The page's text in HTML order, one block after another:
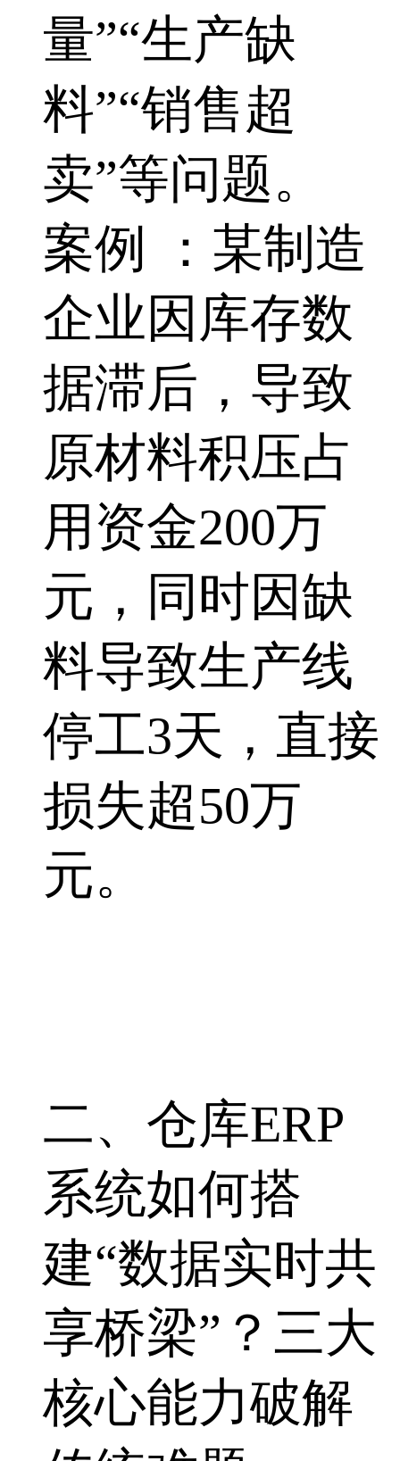
量”“生产缺
料”“销售超
卖”等问题。
案例 ：某制造
企业因库存数
据滞后，导致
原材料积压占
用资金200万
元，同时因缺
料导致生产线
停工3天，直接
损失超50万
元。
二、仓库ERP
系统如何搭
建“数据实时共
享桥梁”？三大
核心能力破解